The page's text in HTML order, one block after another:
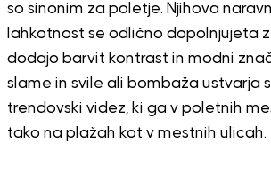
so sinonim za poletje. Njihova
lahkotnost se odlično dopolnjujeta
dodajo barvit kontrast in modni
slame in svile ali bombaža ustvarja
trendovski videz, ki ga v poletnih
tako na plažah kot v mestnih ulicah.